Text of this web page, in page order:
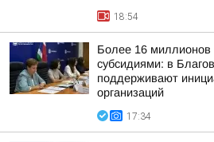
18:54
Более 16 миллионов
субсидиями: в
поддерживают
организаций
17:34